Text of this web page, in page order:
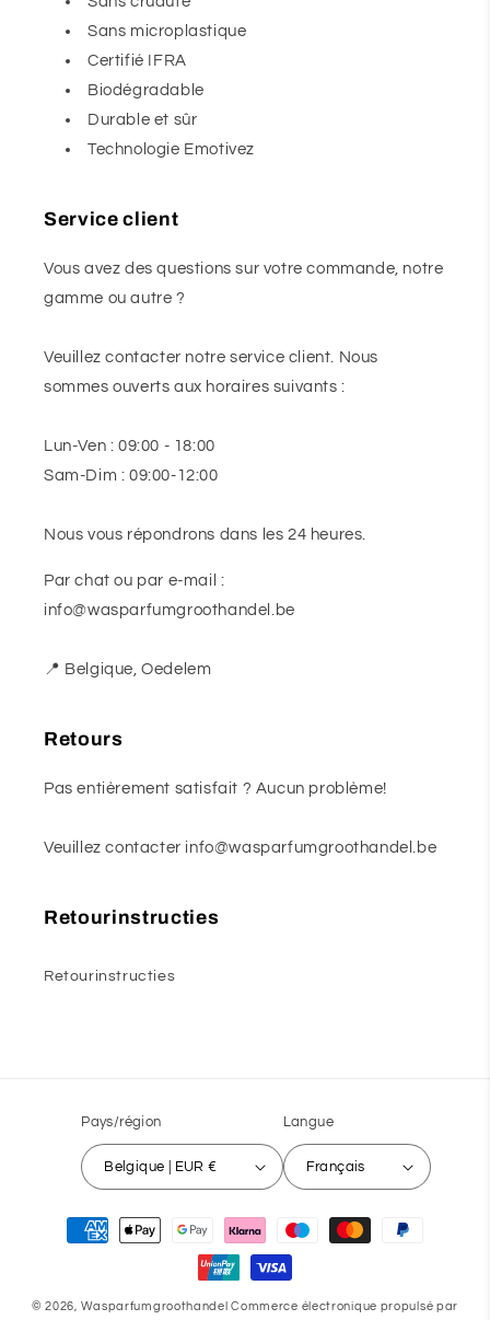
Sans microplastique
Certifié IFRA
Biodégradable
Durable et sûr
Technologie Emotivez
Service client
Vous avez des questions sur votre commande, notre
gamme ou autre ?
Veuillez contacter notre service client. Nous
sommes ouverts aux horaires suivants :
Lun-Ven : 09:00 - 18:00
Sam-Dim : 09:00-12:00
Nous vous répondrons dans les 24 heures.
Par chat ou par e-mail :
info@wasparfumgroothandel.be
📍 Belgique, Oedelem
Retours
Pas entièrement satisfait ? Aucun problème!
Veuillez contacter info@wasparfumgroothandel.be
Retourinstructies
Retourinstructies
Pays/région
Belgique | EUR €
Langue
Français
Moyens
© 2026, Wasparfumgroothandel Commerce électronique propulsé par